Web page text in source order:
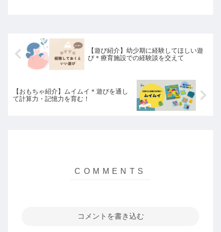
【遊び紹介】幼少期に経験してほしい遊
び＊療育施設での経験談を交えて
【おもちゃ紹介】ムイムイ＊遊びを通し
て計算力・記憶力を育む！
コメントを書き込む